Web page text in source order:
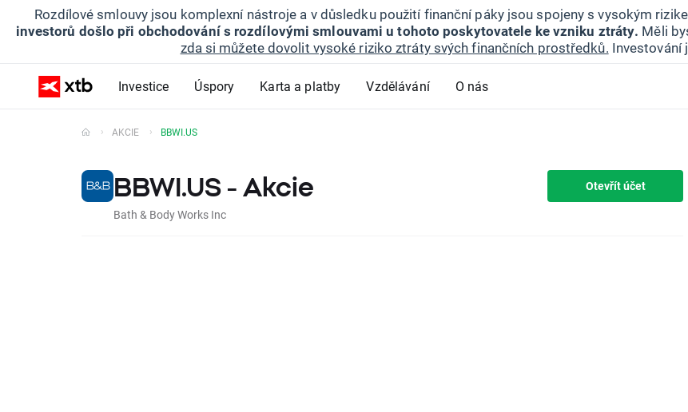
Rozdílové smlouvy jsou komplexní nástroje a v důsledku použití finanční páky jsou spojeny s vysokým
investorů došlo při obchodování s rozdílovými smlouvami u tohoto poskytovatele ke vzniku ztráty. Měli
zda si můžete dovolit vysoké riziko ztráty svých finančních prostředků. Investování
Investice Úspory Karta a platby Vzdělávání O nás
AKCIE BBWI.US
BBWI.US - Akcie
Bath & Body Works Inc
Otevřít účet